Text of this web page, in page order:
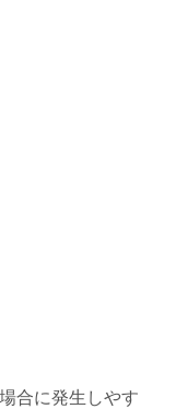
合に発生しやす